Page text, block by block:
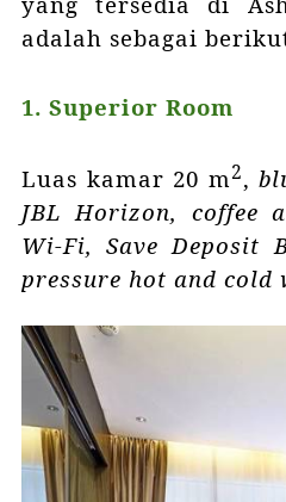
adalah sebagai
1. Superior Room
Luas kamar 20 m2,
JBL Horizon, coffee
Wi-Fi, Save Deposit
pressure hot and cold